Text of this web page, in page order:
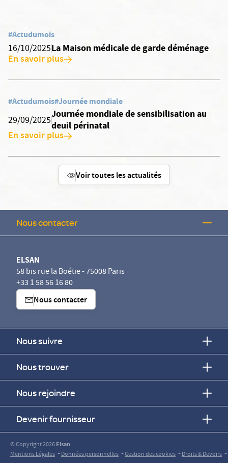
#Actudumois
16/10/2025La Maison médicale de garde déménage
En savoir plus
#Actudumois#Journée mondiale
29/09/2025
Journée mondiale de sensibilisation au
deuil périnatal
En savoir plus
Voir toutes les actualités
Nous contacter
ELSAN
58 bis rue la Boétie - 75008 Paris
+33 1 58 56 16 80
Nous contacter
Nous suivre
Nous trouver
Nous rejoindre
Devenir fournisseur
© Copyright 2026Elsan
Mentions Légales -Données personnelles -Gestion des cookies -Droits & Devoirs -